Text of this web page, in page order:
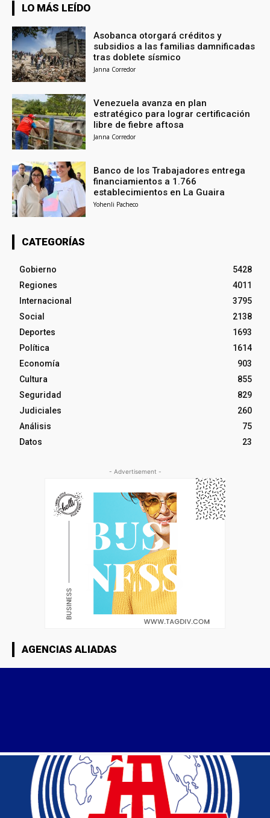
LO MÁS LEÍDO
Asobanca otorgará créditos y
subsidios a las familias damnificadas
tras doblete sísmico
Janna Corredor
Venezuela avanza en plan
estratégico para lograr certificación
libre de fiebre aftosa
Janna Corredor
Banco de los Trabajadores entrega
financiamientos a 1.766
establecimientos en La Guaira
Yohenli Pacheco
CATEGORÍAS
Gobierno
5428
Regiones
4011
Internacional
3795
Social
2138
Deportes
1693
Política
1614
Economía
903
Cultura
855
Seguridad
829
Judiciales
260
Análisis
75
Datos
23
- Advertisement -
AGENCIAS ALIADAS